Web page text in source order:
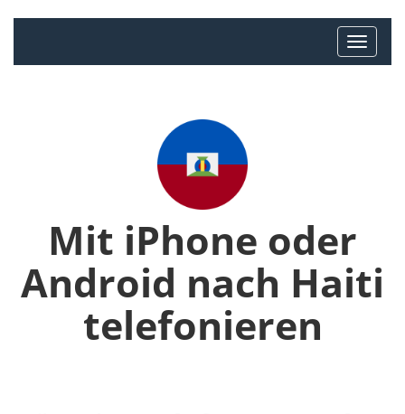
Mit iPhone oder
Android nach Haiti
telefonieren